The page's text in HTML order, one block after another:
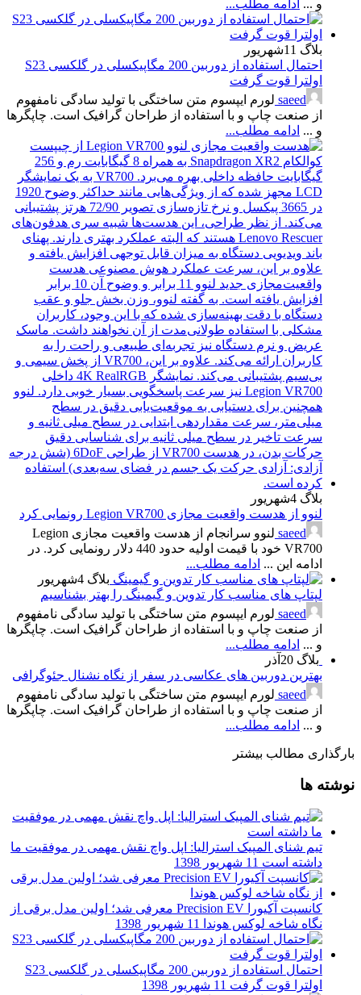
و ... ادامه مطلب...
بلاگ 11شهریور
احتمال استفاده از دوربین 200 مگاپیکسلی در گلکسی S23
اولترا قوت گرفت
saeed لورم ایپسوم متن ساختگی با تولید سادگی نامفهوم
از صنعت چاپ و با استفاده از طراحان گرافیک است. چاپگرها
و ... ادامه مطلب...
بلاگ 4شهریور
لنوو از هدست واقعیت مجازی Legion VR700 رونمایی کرد
saeed
لنوو سرانجام از هدست واقعیت مجازی Legion
VR700 خود با قیمت اولیه حدود 440 دلار رونمایی کرد. در
ادامه این ... ادامه مطلب...
بلاگ 4شهریور
لپتاپ های مناسب کار تدوین و گیمینگ را بهتر بشناسیم
saeed لورم ایپسوم متن ساختگی با تولید سادگی نامفهوم
از صنعت چاپ و با استفاده از طراحان گرافیک است. چاپگرها
و ... ادامه مطلب...
بلاگ 20 آذر
بهترین دوربین های عکاسی در سفر از نگاه نشنال جئوگرافی
saeed لورم ایپسوم متن ساختگی با تولید سادگی نامفهوم
از صنعت چاپ و با استفاده از طراحان گرافیک است. چاپگرها
و ... ادامه مطلب...
بارگذاری مطالب بیشتر
نوشته ها
تیم شنای المپیک استرالیا: اپل واچ نقش مهمی در موفقیت ما
داشته است 11 شهریور 1398
کانسپت آکیورا Precision EV معرفی شد؛ اولین مدل برقی از
نگاه شاخه لوکس هوندا 11 شهریور 1398
احتمال استفاده از دوربین 200 مگاپیکسلی در گلکسی S23
اولترا قوت گرفت 11 شهریور 1398